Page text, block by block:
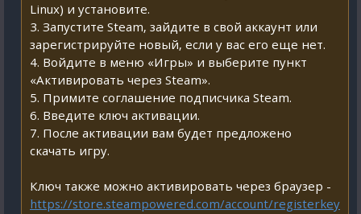
Linux) и установите.
3. Запустите Steam, зайдите в свой аккаунт или
зарегистрируйте новый, если у вас его еще нет.
4. Войдите в меню «Игры» и выберите пункт
«Активировать через Steam».
5. Примите соглашение подписчика Steam.
6. Введите ключ активации.
7. После активации вам будет предложено
скачать игру.
Ключ также можно активировать через браузер -
https://store.steampowered.com/account/registerkey